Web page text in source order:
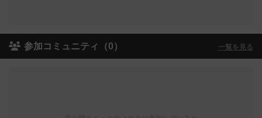
参加コミュニティ（0） 一覧を見る